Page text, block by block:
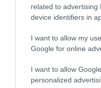
related to advertising
device identifiers in
I want to allow my
Google for online
I want to allow
personalized
Az új
Szaturnuszt érő
Földével – ami